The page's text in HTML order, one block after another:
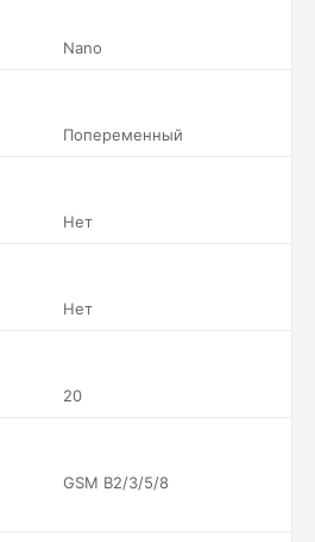
Nano
Попеременный
Нет
Нет
20
GSM B2/3/5/8